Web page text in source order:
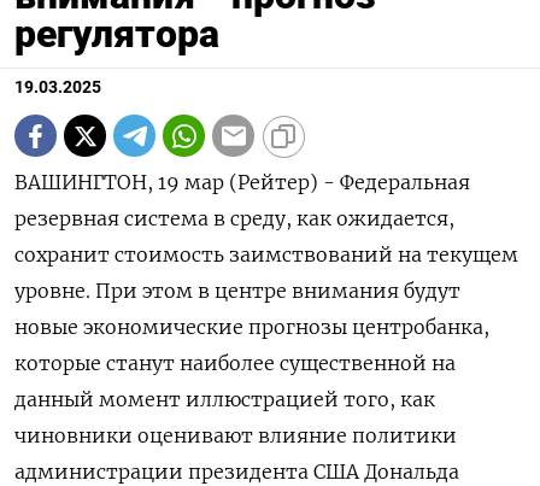
регулятора
19.03.2025
ВАШИНГТОН, 19 мар (Рейтер) - Федеральная
резервная система в среду, как ожидается,
сохранит стоимость заимствований на текущем
уровне. При этом в центре внимания будут
новые экономические прогнозы центробанка,
которые станут наиболее существенной на
данный момент иллюстрацией того, как
чиновники оценивают влияние политики
администрации президента США Дональда